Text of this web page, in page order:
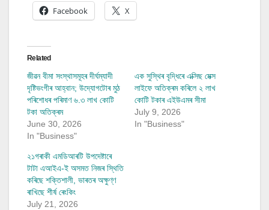
Facebook X
Related
জীৱন বীমা সংস্থাসমূহৰ দীৰ্ঘম্যাদী
দৃষ্টিভংগীৰ আহ্বান; উদ্যোগটোৰ মুঠ
পৰিশোধৰ পৰিমাণ ৬.৩ লাখ কোটি
টকা অতিক্ৰম
June 30, 2026
In "Business"
এক সুস্থিৰ বৃদ্ধিৰে এক্সিছ মেক্স
লাইফে অতিক্ৰম কৰিলে ২ লাখ
কোটি টকাৰ এইউএমৰ সীমা
July 9, 2026
In "Business"
২১গৰাকী এমডিআৰটি উপদেষ্টাৰে
টাটা এআইএ-ই অসমত নিজৰ স্থিতি
কৰিছে শক্তিশালী, ভাৰতৰ অক্ষুণ্ণ
ৰাখিছে শীৰ্ষ ৰেংকিং
July 21, 2026